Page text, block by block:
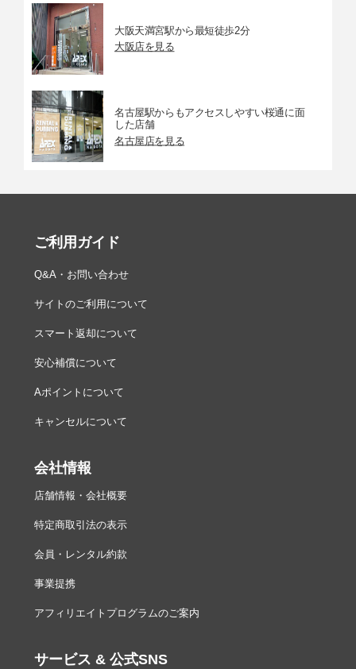
大阪天満宮駅から最短徒歩2分
大阪店を見る
名古屋駅からもアクセスしやすい桜通に面
した店舗
名古屋店を見る
ご利用ガイド
Q&A・お問い合わせ
サイトのご利用について
スマート返却について
安心補償について
Aポイントについて
キャンセルについて
会社情報
店舗情報・会社概要
特定商取引法の表示
会員・レンタル約款
事業提携
アフィリエイトプログラムのご案内
サービス & 公式SNS